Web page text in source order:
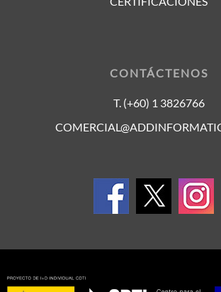
CONTÁCTENOS
T. (+60) 1 3826766